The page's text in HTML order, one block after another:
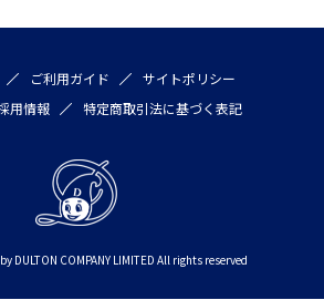
ご利用ガイド
サイトポリシー
用情報 特定商取引法に基づく表記
DULTON COMPANY LIMITED All rights reserved